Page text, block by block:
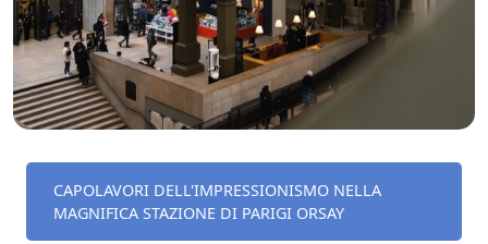
CAPOLAVORI DELL'IMPRESSIONISMO NELLA
MAGNIFICA STAZIONE DI PARIGI ORSAY